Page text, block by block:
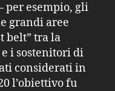
per esempio, gli
grandi aree
belt” tra la
i sostenitori di
considerati in
l’obiettivo fu